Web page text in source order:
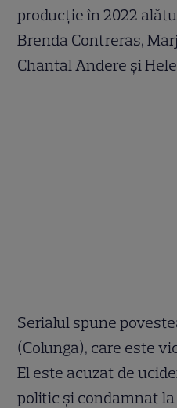
producție în 2022
Brenda Contreras,
Chantal Andere și
Serialul spune
(Colunga), care este
El este acuzat de
politic și condamnat